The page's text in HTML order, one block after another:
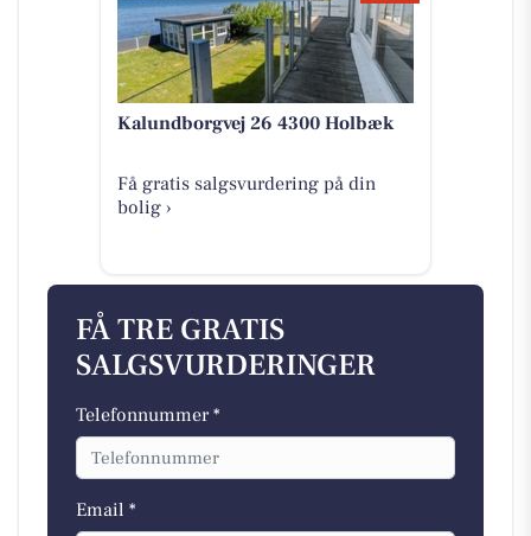
Kalundborgvej 26 4300 Holbæk
Få gratis salgsvurdering på din
bolig ›
FÅ TRE GRATIS
SALGSVURDERINGER
Telefonnummer *
Email *